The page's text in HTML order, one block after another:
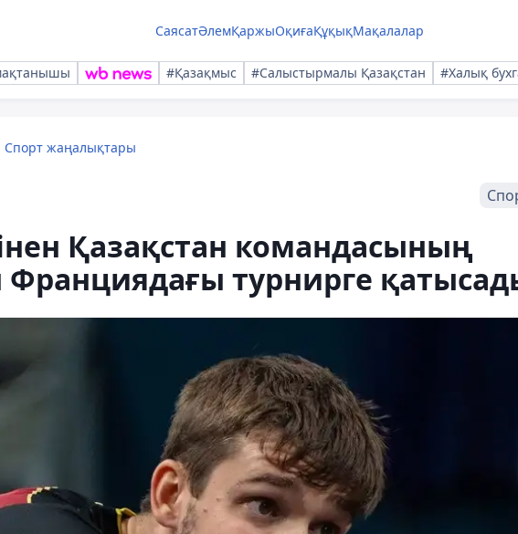
СаясатӘлемҚаржыОқиғаҚұқықМақалалар
#Қазақмыс #Салыстырмалы Қазақстан #Халық
Спорт жаңалықтары
Қазақстан командасының
турнирге